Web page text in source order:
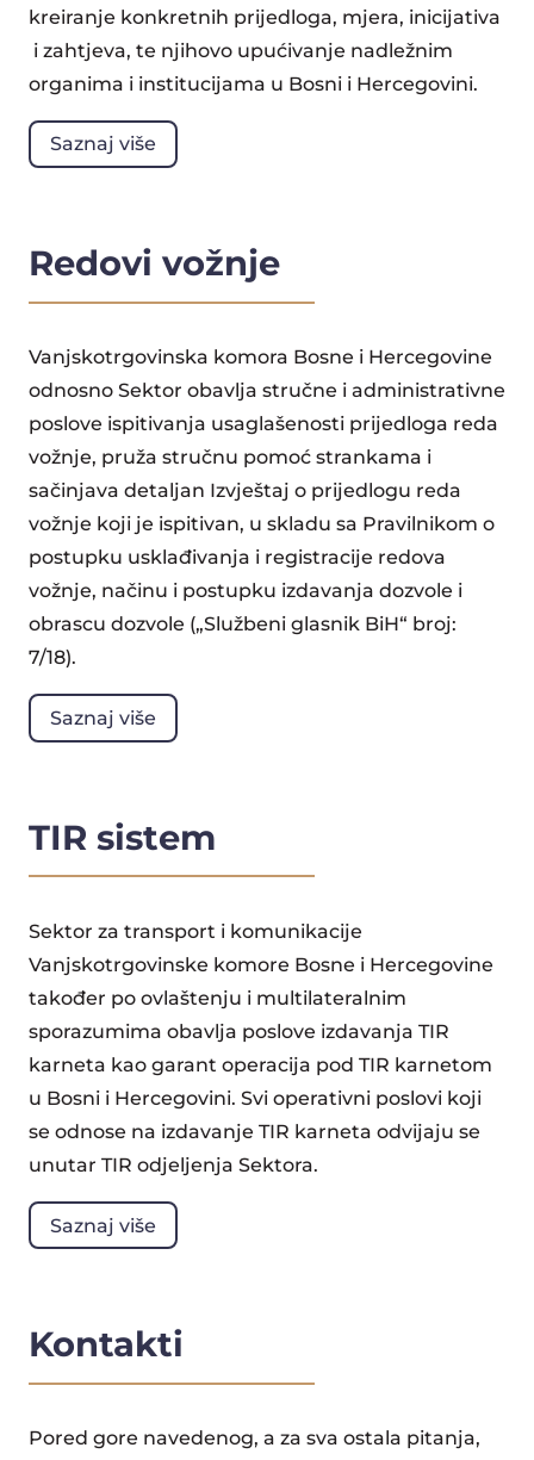
kreiranje konkretnih prijedloga, mjera, inicijativa
i zahtjeva, te njihovo upućivanje nadležnim
organima i institucijama u Bosni i Hercegovini.
Saznaj više
Redovi vožnje
Vanjskotrgovinska komora Bosne i Hercegovine
odnosno Sektor obavlja stručne i administrativne
poslove ispitivanja usaglašenosti prijedloga reda
vožnje, pruža stručnu pomoć strankama i
sačinjava detaljan Izvještaj o prijedlogu reda
vožnje koji je ispitivan, u skladu sa Pravilnikom o
postupku usklađivanja i registracije redova
vožnje, načinu i postupku izdavanja dozvole i
obrascu dozvole („Službeni glasnik BiH“ broj:
7/18).
Saznaj više
TIR sistem
Sektor za transport i komunikacije
Vanjskotrgovinske komore Bosne i Hercegovine
također po ovlaštenju i multilateralnim
sporazumima obavlja poslove izdavanja TIR
karneta kao garant operacija pod TIR karnetom
u Bosni i Hercegovini. Svi operativni poslovi koji
se odnose na izdavanje TIR karneta odvijaju se
unutar TIR odjeljenja Sektora.
Saznaj više
Kontakti
Pored gore navedenog, a za sva ostala pitanja,